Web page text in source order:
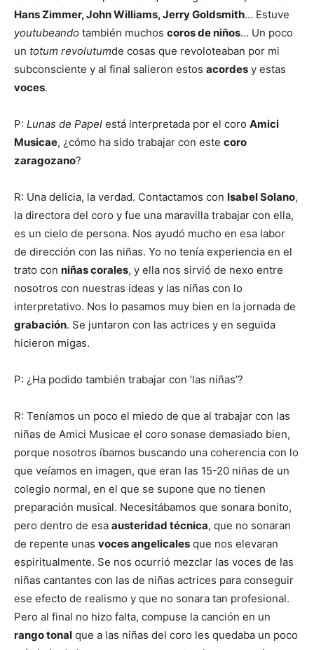
Hans Zimmer, John Williams, Jerry Goldsmith… Estuve
youtubeando también muchos coros de niños… Un poco
un totum revolutumde cosas que revoloteaban por mi
subconsciente y al final salieron estos acordes y estas
voces.
P: Lunas de Papel está interpretada por el coro Amici
Musicae, ¿cómo ha sido trabajar con este coro
zaragozano?
R: Una delicia, la verdad. Contactamos con Isabel Solano,
la directora del coro y fue una maravilla trabajar con ella,
es un cielo de persona. Nos ayudó mucho en esa labor
de dirección con las niñas. Yo no tenía experiencia en el
trato con niñas corales, y ella nos sirvió de nexo entre
nosotros con nuestras ideas y las niñas con lo
interpretativo. Nos lo pasamos muy bien en la jornada de
grabación. Se juntaron con las actrices y en seguida
hicieron migas.
P: ¿Ha podido también trabajar con ‘las niñas’?
R: Teníamos un poco el miedo de que al trabajar con las
niñas de Amici Musicae el coro sonase demasiado bien,
porque nosotros íbamos buscando una coherencia con lo
que veíamos en imagen, que eran las 15-20 niñas de un
colegio normal, en el que se supone que no tienen
preparación musical. Necesitábamos que sonara bonito,
pero dentro de esa austeridad técnica, que no sonaran
de repente unas voces angelicales que nos elevaran
espiritualmente. Se nos ocurrió mezclar las voces de las
niñas cantantes con las de niñas actrices para conseguir
ese efecto de realismo y que no sonara tan profesional.
Pero al final no hizo falta, compuse la canción en un
rango tonal que a las niñas del coro les quedaba un poco